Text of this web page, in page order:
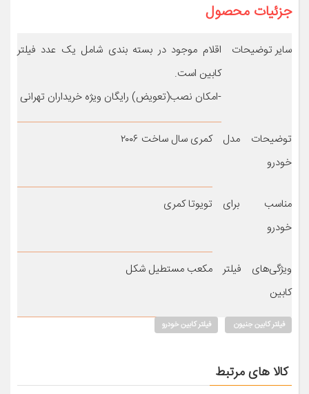
جزئیات محصول
سایر توضیحات
اقلام موجود در بسته بندی شامل یک عدد فیلتر
کابین است.
-امکان نصب(تعویض) رایگان ویژه خریداران تهرانی
توضیحات مدل
خودرو
کمری سال ساخت ۲۰۰۶
مناسب برای
خودرو
تویوتا کمری
ویژگی‌های فیلتر
کابین
مکعب مستطیل شکل
فیلتر کابین جنیون فیلتر کابین خودرو
کالا های مرتبط